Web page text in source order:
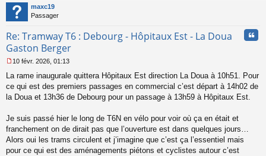
maxc19
Passager
Re: Tramway T6 : Debourg - Hôpitaux Est - La Doua
Gaston Berger
e
s
s
e
n
o
n
10 févr. 2026, 01:13
La rame inaugurale quittera Hôpitaux Est direction La Doua à 10h51. Pour
ce qui est des premiers passages en commercial c’est départ à 14h02 de
la Doua et 13h36 de Debourg pour un passage à 13h59 à Hôpitaux Est.
Je suis passé hier le long de T6N en vélo pour voir où ça en était et
franchement on de dirait pas que l’ouverture est dans quelques jours…
Alors oui les trams circulent et j’imagine que c’est ça l’essentiel mais
pour ce qui est des aménagements piétons et cyclistes autour c’est